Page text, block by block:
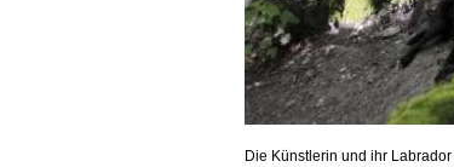
Die Künstlerin und ihr